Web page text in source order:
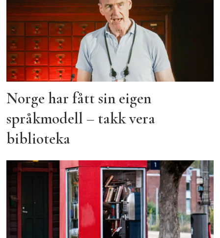
Norge har fått sin eigen
språkmodell – takk vera
biblioteka